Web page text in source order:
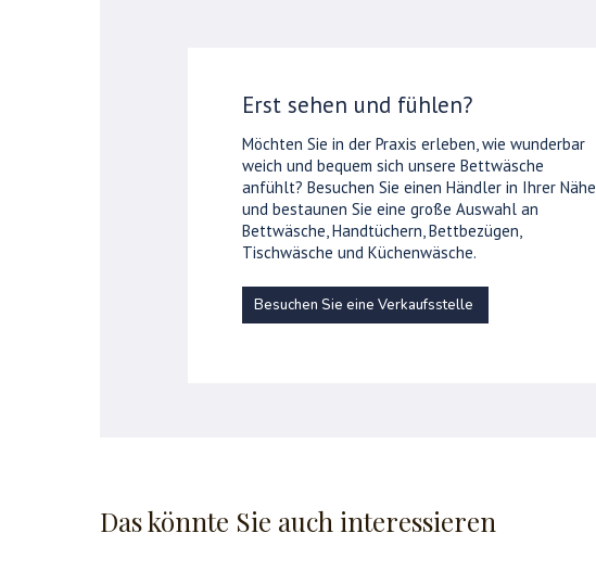
Erst sehen und fühlen?
Möchten Sie in der Praxis erleben, wie wunderbar
weich und bequem sich unsere Bettwäsche
anfühlt? Besuchen Sie einen Händler in Ihrer Nähe
und bestaunen Sie eine große Auswahl an
Bettwäsche, Handtüchern, Bettbezügen,
Tischwäsche und Küchenwäsche.
Besuchen Sie eine Verkaufsstelle
Das könnte Sie auch interessieren